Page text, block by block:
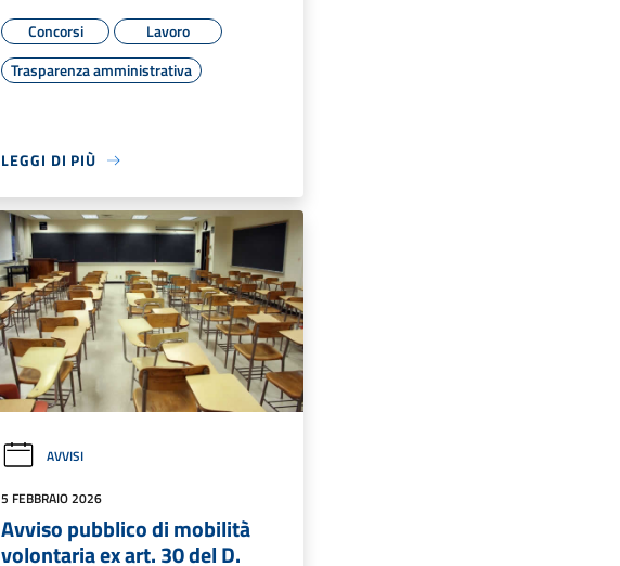
Concorsi
Lavoro
Trasparenza amministrativa
LEGGI DI PIÙ
AVVISI
5 FEBBRAIO 2026
Avviso pubblico di mobilità
volontaria ex art. 30 del D.